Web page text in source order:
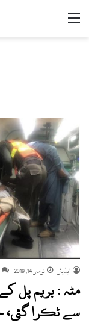
ایڈیٹر نومبر 14, 2019
مٹہ : بریم پل
سے ٹکرا گئی،